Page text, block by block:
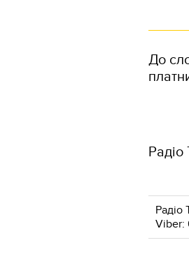
До
Радіо
Viber: